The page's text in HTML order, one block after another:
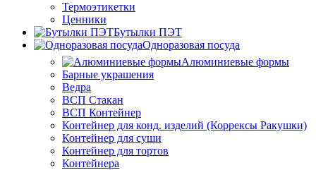
Термоэтикетки
Ценники
Бутылки ПЭТ
Одноразовая посуда
Алюминиевые формы
Барные украшения
Ведра
ВСП Стакан
ВСП Контейнер
Контейнер для конд. изделий (Коррексы Ракушки)
Контейнер для суши
Контейнер для тортов
Контейнера